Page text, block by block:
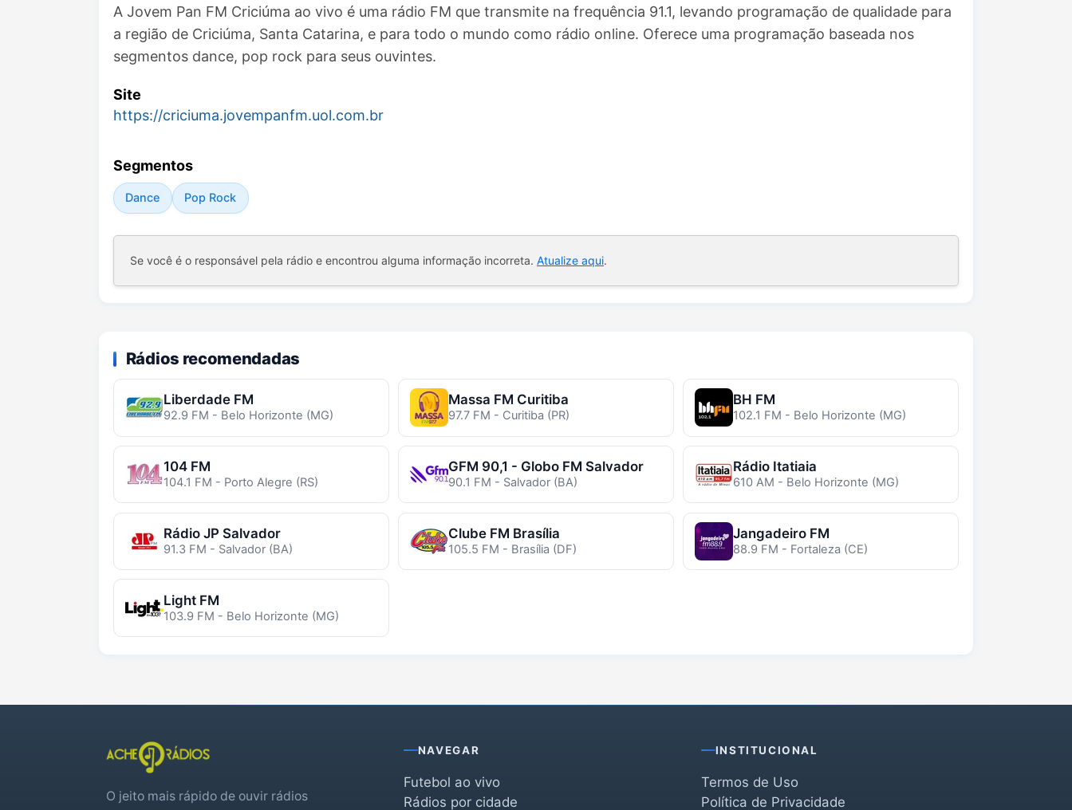
A Jovem Pan FM Criciúma ao vivo é uma rádio FM que transmite na frequência 91.1, levando programação de qualidade para
a região de Criciúma, Santa Catarina, e para todo o mundo como rádio online. Oferece uma programação baseada nos
segmentos dance, pop rock para seus ouvintes.
Site
https://criciuma.jovempanfm.uol.com.br
Segmentos
Dance Pop Rock
Se você é o responsável pela rádio e encontrou alguma informação incorreta. Atualize aqui.
Rádios recomendadas
Liberdade FM
92.9 FM - Belo Horizonte (MG)
Massa FM Curitiba
97.7 FM - Curitiba (PR)
BH FM
102.1 FM - Belo Horizonte (MG)
104 FM
104.1 FM - Porto Alegre (RS)
GFM 90,1 - Globo FM Salvador
90.1 FM - Salvador (BA)
Rádio Itatiaia
610 AM - Belo Horizonte (MG)
Rádio JP Salvador
91.3 FM - Salvador (BA)
Clube FM Brasília
105.5 FM - Brasília (DF)
Jangadeiro FM
88.9 FM - Fortaleza (CE)
Light FM
103.9 FM - Belo Horizonte (MG)
O jeito mais rápido de ouvir rádios
NAVEGAR
Futebol ao vivo
Rádios por cidade
INSTITUCIONAL
Termos de Uso
Política de Privacidade